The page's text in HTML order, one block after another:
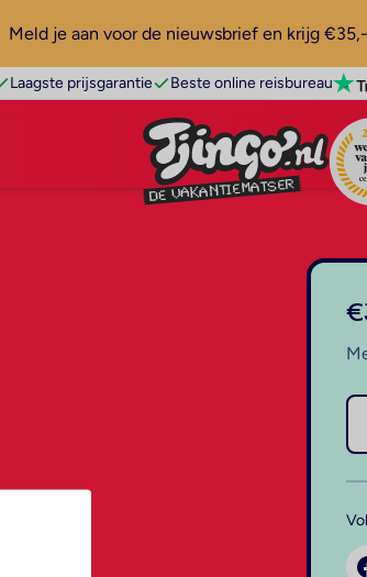
Meld je aan voor de nieuwsbrief en krijg
Laagste prijsgarantie Beste online reisbureau